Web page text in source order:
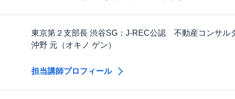
東京第２支部長 渋谷SG：J-REC公認 不動産コンサル
沖野 元（オキノ ゲン）
担当講師プロフィール